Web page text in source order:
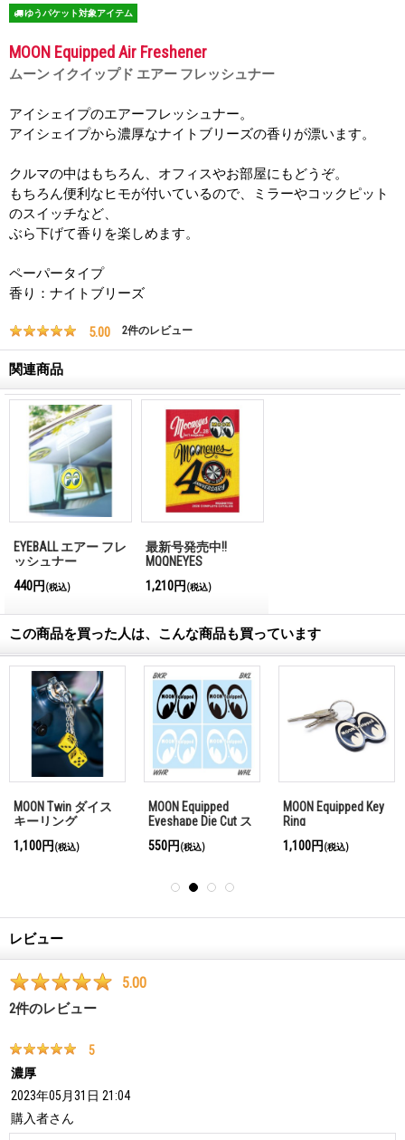
ゆうパケット対象アイテム
MOON Equipped Air Freshener
ムーン イクイップド エアー フレッシュナー
アイシェイプのエアーフレッシュナー。
アイシェイプから濃厚なナイトブリーズの香りが漂います。
クルマの中はもちろん、オフィスやお部屋にもどうぞ。
もちろん便利なヒモが付いているので、ミラーやコックピット
のスイッチなど、
ぶら下げて香りを楽しめます。
ペーパータイプ
香り：ナイトブリーズ
5.00 2件のレビュー
関連商品
EYEBALL エアー フレ
ッシュナー
440円 (税込)
最新号発売中!!
MQQNEYES
Magazine No.28 2026
1,210円 (税込)
この商品を買った人は、こんな商品も買っています
MOON Twin ダイス
キーリング
1,100円 (税込)
MOON Equipped
Eyeshape Die Cut ス
550円 (税込)
MOON Equipped Key
Ring
1,100円 (税込)
レビュー
5.00
2件のレビュー
5
濃厚
2023年05月31日 21:04
購入者さん